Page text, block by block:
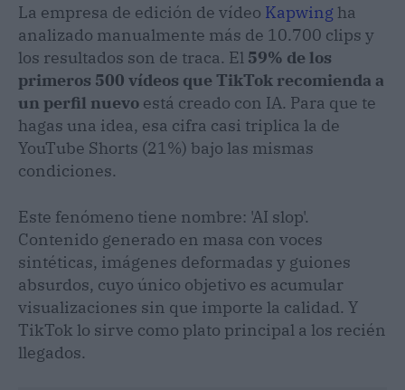
La empresa de edición de vídeo Kapwing ha
analizado manualmente más de 10.700 clips y
los resultados son de traca. El 59% de los
primeros 500 vídeos que TikTok recomienda a
un perfil nuevo está creado con IA. Para que te
hagas una idea, esa cifra casi triplica la de
YouTube Shorts (21%) bajo las mismas
condiciones.
Este fenómeno tiene nombre: 'AI slop'.
Contenido generado en masa con voces
sintéticas, imágenes deformadas y guiones
absurdos, cuyo único objetivo es acumular
visualizaciones sin que importe la calidad. Y
TikTok lo sirve como plato principal a los recién
llegados.